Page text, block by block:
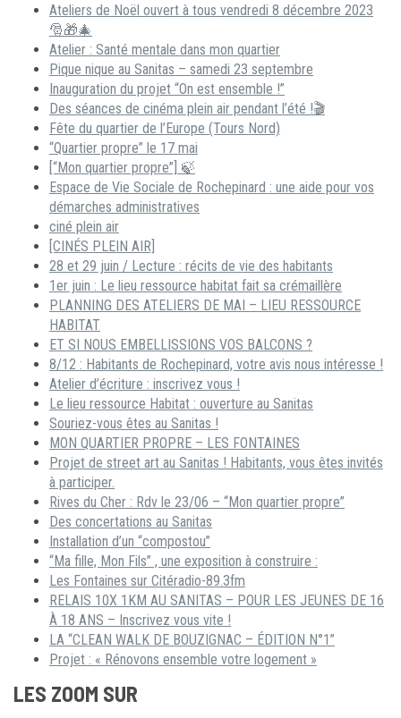
Ateliers de Noël ouvert à tous vendredi 8 décembre 2023
🎅🎁🎄
Atelier : Santé mentale dans mon quartier
Pique nique au Sanitas – samedi 23 septembre
Inauguration du projet “On est ensemble !”
Des séances de cinéma plein air pendant l’été !🎬
Fête du quartier de l’Europe (Tours Nord)
“Quartier propre” le 17 mai
[“Mon quartier propre”] 🍃
Espace de Vie Sociale de Rochepinard : une aide pour vos
démarches administratives
ciné plein air
[CINÉS PLEIN AIR]
28 et 29 juin / Lecture : récits de vie des habitants
1er juin : Le lieu ressource habitat fait sa crémaillère
PLANNING DES ATELIERS DE MAI – LIEU RESSOURCE
HABITAT
ET SI NOUS EMBELLISSIONS VOS BALCONS ?
8/12 : Habitants de Rochepinard, votre avis nous intéresse !
Atelier d’écriture : inscrivez vous !
Le lieu ressource Habitat : ouverture au Sanitas
Souriez-vous êtes au Sanitas !
MON QUARTIER PROPRE – LES FONTAINES
Projet de street art au Sanitas ! Habitants, vous êtes invités
à participer.
Rives du Cher : Rdv le 23/06 – “Mon quartier propre”
Des concertations au Sanitas
Installation d’un “compostou”
“Ma fille, Mon Fils” , une exposition à construire :
Les Fontaines sur Citéradio-89.3fm
RELAIS 10X 1KM AU SANITAS – POUR LES JEUNES DE 16
À 18 ANS – Inscrivez vous vite !
LA “CLEAN WALK DE BOUZIGNAC – ÉDITION N°1”
Projet : « Rénovons ensemble votre logement »
LES ZOOM SUR